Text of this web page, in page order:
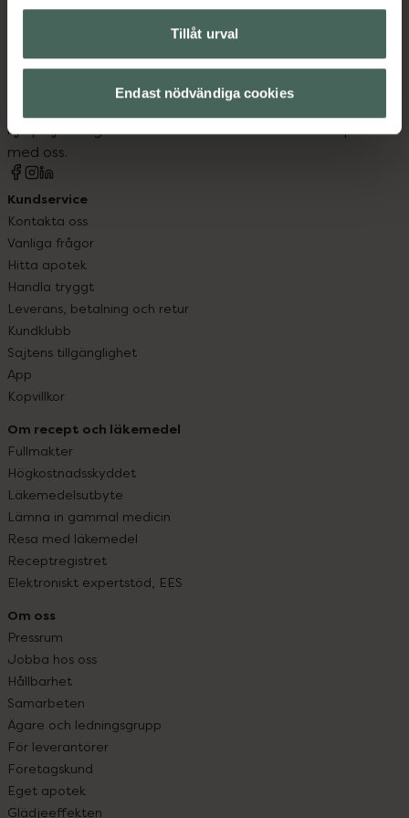
Tillåt urval
Endast nödvändiga cookies
Kronans Apotek finns här för dig. Du hittar oss från Skåne i
datorn. Oavsett vem du är så är det vårt uppdrag att
hjälpa just dig att må lite bättre. Välkommen att prata
med oss.
Kundservice
Kontakta oss
Vanliga frågor
Hitta apotek
Handla tryggt
Leverans, betalning och retur
Kundklubb
Sajtens tillgänglighet
App
Köpvillkor
Om recept och läkemedel
Fullmakter
Högkostnadsskyddet
Läkemedelsutbyte
Lämna in gammal medicin
Resa med läkemedel
Receptregistret
Elektroniskt expertstöd, EES
Om oss
Pressrum
Jobba hos oss
Hållbarhet
Samarbeten
Ägare och ledningsgrupp
För leverantörer
Företagskund
Eget apotek
Glädjeeffekten